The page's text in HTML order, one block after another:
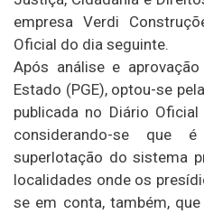
empresa Verdi
Oficial do dia seguinte.
Após análise e
Estado (PGE), optou-se
publicada no Diário
considerando-se que
superlotação do sistema
localidades onde os
se em conta, também,